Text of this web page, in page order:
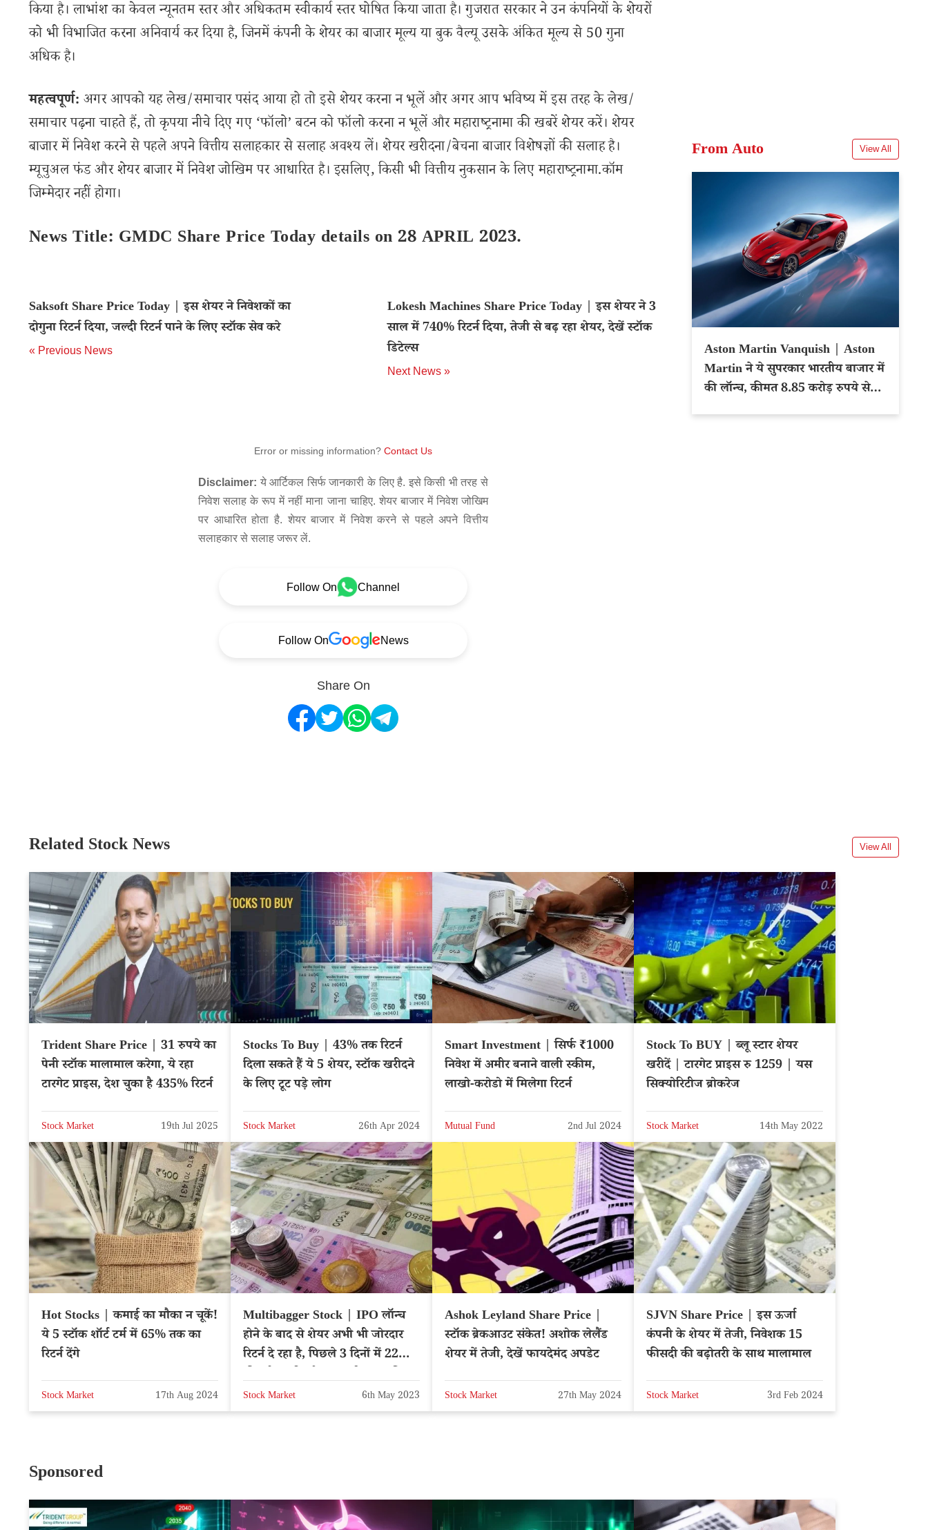
किया है। लाभांश का केवल न्यूनतम स्तर और अधिकतम स्वीकार्य स्तर घोषित किया जाता है। गुजरात सरकार ने उन कंपनियों के शेयरों
को भी विभाजित करना अनिवार्य कर दिया है, जिनमें कंपनी के शेयर का बाजार मूल्य या बुक वैल्यू उसके अंकित मूल्य से 50 गुना
अधिक है।
महत्वपूर्ण: अगर आपको यह लेख/समाचार पसंद आया हो तो इसे शेयर करना न भूलें और अगर आप भविष्य में इस तरह के लेख/
समाचार पढ़ना चाहते हैं, तो कृपया नीचे दिए गए ‘फॉलो’ बटन को फॉलो करना न भूलें और महाराष्ट्रनामा की खबरें शेयर करें। शेयर
बाजार में निवेश करने से पहले अपने वित्तीय सलाहकार से सलाह अवश्य लें। शेयर खरीदना/बेचना बाजार विशेषज्ञों की सलाह है।
म्यूचुअल फंड और शेयर बाजार में निवेश जोखिम पर आधारित है। इसलिए, किसी भी वित्तीय नुकसान के लिए महाराष्ट्रनामा.कॉम
जिम्मेदार नहीं होगा।
News Title: GMDC Share Price Today details on 28 APRIL 2023.
Saksoft Share Price Today | इस शेयर ने निवेशकों का
दोगुना रिटर्न दिया, जल्दी रिटर्न पाने के लिए स्टॉक सेव करे
« Previous News
Lokesh Machines Share Price Today | इस शेयर ने 3
साल में 740% रिटर्न दिया, तेजी से बढ़ रहा शेयर, देखें स्टॉक
डिटेल्स
Next News »
Error or missing information? Contact Us
Disclaimer: ये आर्टिकल सिर्फ जानकारी के लिए है. इसे किसी भी तरह से
निवेश सलाह के रूप में नहीं माना जाना चाहिए. शेयर बाजार में निवेश जोखिम
पर आधारित होता है. शेयर बाजार में निवेश करने से पहले अपने वित्तीय
सलाहकार से सलाह जरूर लें.
Follow On Channel
Follow On News
Share On
From Auto View All
Aston Martin Vanquish | Aston
Martin ने ये सुपरकार भारतीय बाजार में
की लॉन्च, कीमत 8.85 करोड़ रुपये से
Related Stock News View All
Trident Share Price | 31 रुपये का
पेनी स्टॉक मालामाल करेगा, ये रहा
टारगेट प्राइस, देश चुका है 435% रिटर्न
Stock Market 19th Jul 2025
Stocks To Buy | 43% तक रिटर्न
दिला सकते हैं ये 5 शेयर, स्टॉक खरीदने
के लिए टूट पड़े लोग
Stock Market 26th Apr 2024
Smart Investment | सिर्फ ₹1000
निवेश में अमीर बनाने वाली स्कीम,
लाखो-करोडो में मिलेगा रिटर्न
Mutual Fund 2nd Jul 2024
Stock To BUY | ब्लू स्टार शेयर
खरीदें | टारगेट प्राइस रु 1259 | यस
सिक्योरिटीज ब्रोकरेज
Stock Market 14th May 2022
Hot Stocks | कमाई का मौका न चूकें!
ये 5 स्टॉक शॉर्ट टर्म में 65% तक का
रिटर्न देंगे
Stock Market 17th Aug 2024
Multibagger Stock | IPO लॉन्च
होने के बाद से शेयर अभी भी जोरदार
रिटर्न दे रहा है, पिछले 3 दिनों में 22
Stock Market 6th May 2023
Ashok Leyland Share Price |
स्टॉक ब्रेकआउट संकेत! अशोक लेलैंड
शेयर में तेजी, देखें फायदेमंद अपडेट
Stock Market 27th May 2024
SJVN Share Price | इस ऊर्जा
कंपनी के शेयर में तेजी, निवेशक 15
फीसदी की बढ़ोतरी के साथ मालामाल
Stock Market 3rd Feb 2024
Sponsored